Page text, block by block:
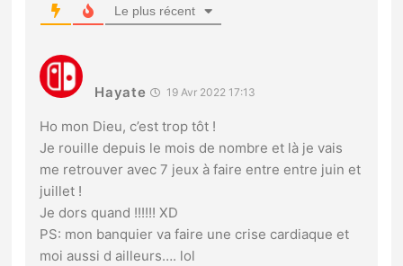
Le plus récent
Hayate 19 Avr 2022 17:13
Ho mon Dieu, c’est trop tôt !
Je rouille depuis le mois de nombre et là je vais
me retrouver avec 7 jeux à faire entre entre juin et
juillet !
Je dors quand !!!!!! XD
PS: mon banquier va faire une crise cardiaque et
moi aussi d ailleurs…. lol